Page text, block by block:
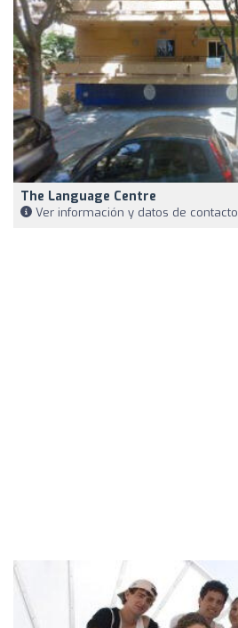
The Language Centre
Ver información y datos de contacto